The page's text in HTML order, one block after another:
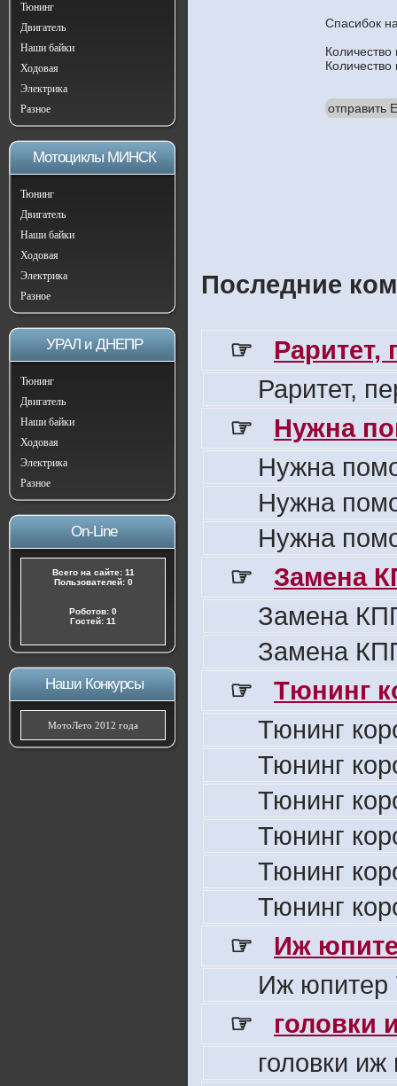
Тюнинг
Двигатель
Наши байки
Ходовая
Электрика
Разное
Мотоциклы МИНСК
Тюнинг
Двигатель
Наши байки
Ходовая
Электрика
Разное
УРАЛ и ДНЕПР
Тюнинг
Двигатель
Наши байки
Ходовая
Электрика
Разное
On-Line
Всего на сайте: 11
Пользователей: 0
Роботов: 0
Гостей: 11
Наши Конкурсы
МотоЛето 2012 года
Спасибок
отправить
Последние
☞
Раритет,
Раритет,
☞
Нужна
Нужна
Нужна
Нужна
☞
Замена
Замена
Замена
☞
Тюнинг
Тюнинг
Тюнинг
Тюнинг
Тюнинг
Тюнинг
Тюнинг
☞
Иж
Иж юпитер
☞
головки
головки